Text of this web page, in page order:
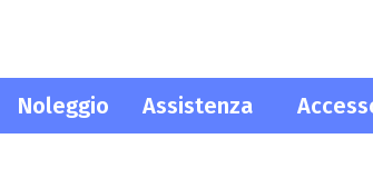
Noleggio Assistenza